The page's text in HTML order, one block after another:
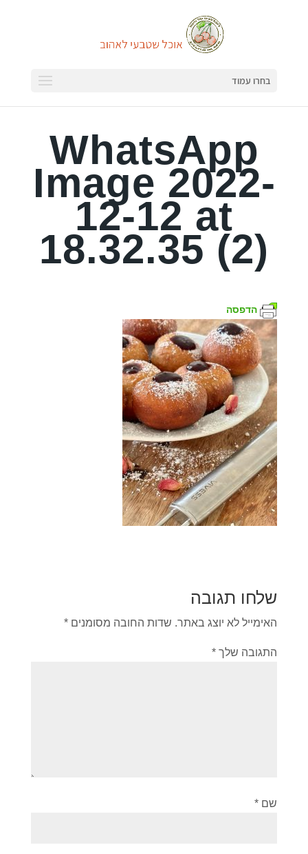
בחרו עמוד
WhatsApp
Image 2022-
12-12 at
18.32.35 (2)
הדפסה
שלחו תגובה
האימייל לא יוצג באתר. שדות החובה מסומנים *
התגובה שלך *
שם *